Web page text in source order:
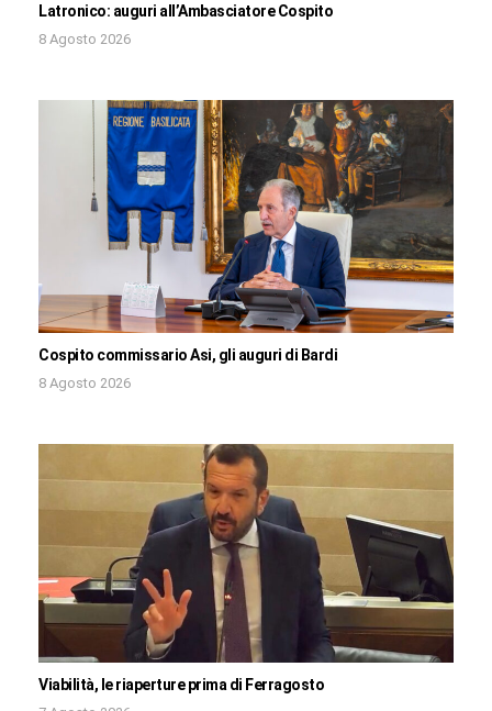
Latronico: auguri all’Ambasciatore Cospito
8 Agosto 2026
Cospito commissario Asi, gli auguri di Bardi
8 Agosto 2026
Viabilità, le riaperture prima di Ferragosto